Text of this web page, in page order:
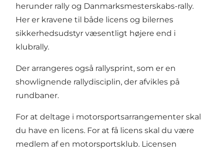
herunder rally og Danmarksmesterskabs-rally.
Her er kravene til både licens og bilernes
sikkerhedsudstyr væsentligt højere end i
klubrally.
Der arrangeres også rallysprint, som er en
showlignende rallydisciplin, der afvikles på
rundbaner.
For at deltage i motorsportsarrangementer skal
du have en licens. For at få licens skal du være
medlem af en motorsportsklub. Licensen